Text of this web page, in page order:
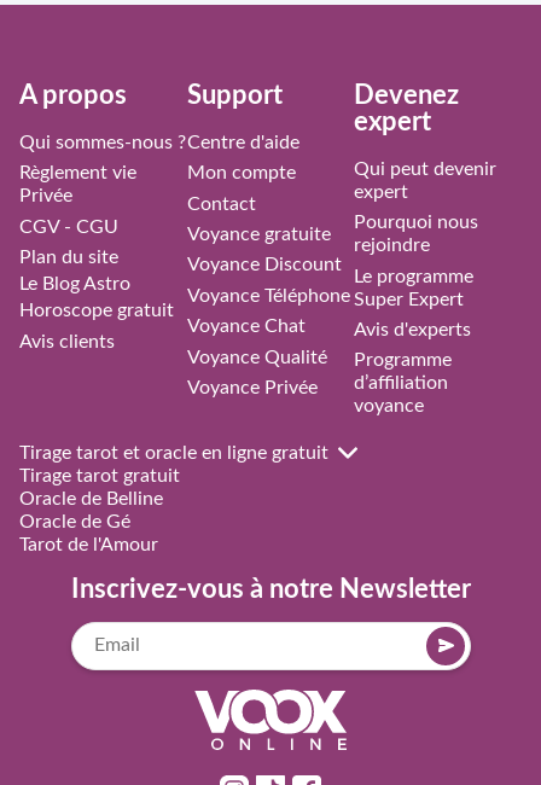
À propos
Qui sommes-nous ?
Règlement vie
Privée
CGV - CGU
Plan du site
Le Blog Astro
Horoscope gratuit
Avis clients
Support
Centre d'aide
Mon compte
Contact
Voyance gratuite
Voyance Discount
Voyance Téléphone
Voyance Chat
Voyance Qualité
Voyance Privée
Devenez
expert
Qui peut devenir
expert
Pourquoi nous
rejoindre
Le programme
Super Expert
Avis d'experts
Programme
d’affiliation
voyance
Tirage tarot et oracle en ligne gratuit
Tirage tarot gratuit
Oracle de Belline
Oracle de Gé
Tarot de l'Amour
Inscrivez-vous à notre Newsletter